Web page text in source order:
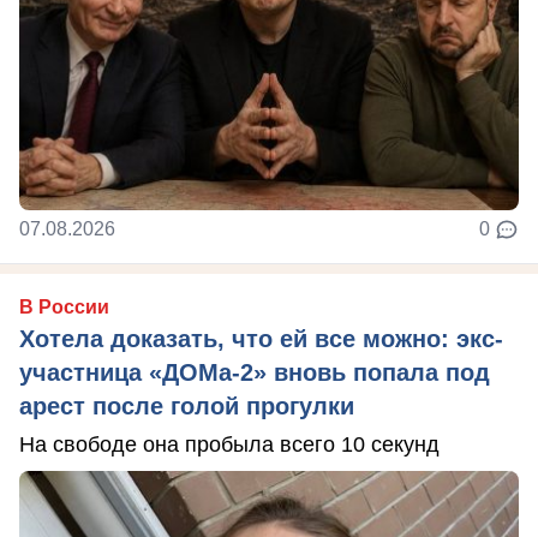
07.08.2026 0
В России
Хотела доказать, что ей все можно: экс-
участница «ДОМа-2» вновь попала под
арест после голой прогулки
На свободе она пробыла всего 10 секунд